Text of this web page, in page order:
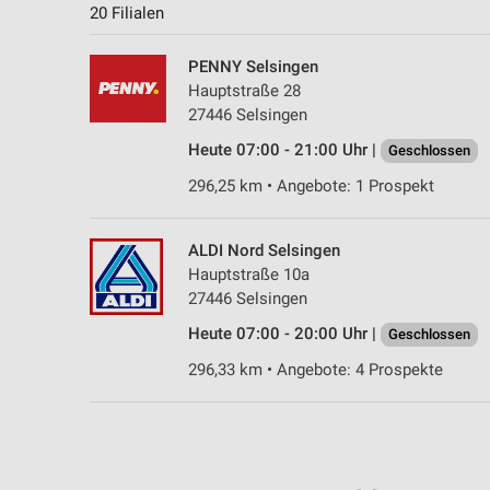
20 Filialen
PENNY Selsingen
Hauptstraße 28
27446 Selsingen
Heute 07:00 - 21:00 Uhr |
Geschlossen
296,25 km • Angebote: 1 Prospekt
ALDI Nord Selsingen
Hauptstraße 10a
27446 Selsingen
Heute 07:00 - 20:00 Uhr |
Geschlossen
296,33 km • Angebote: 4 Prospekte